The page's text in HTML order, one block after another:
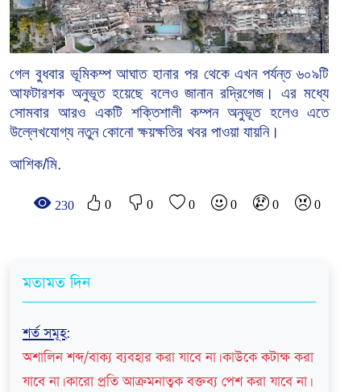
গেল বুধবার ভূমিকম্প আঘাত হানার পর থেকে এখন পর্যন্ত ৬০৯টি
আফটারশক অনুভূত হয়েছে বলেও জানান রদ্রিগেজ। এর মধ্যে
সোমবার আরও একটি শক্তিশালী কম্পন অনুভূত হলেও এতে
উল্লেখযোগ্য নতুন কোনো ক্ষয়ক্ষতির খবর পাওয়া যায়নি।
আশিক/মি.
230 0 0 0 0 0 0
মতামত দিন
শর্ত সমূহ:
অশালিন শব্দ/বাক্য ব্যবহার করা যাবে না। কাউকে কটাক্ষ করা
যাবে না। কারো প্রতি আক্রমনাত্বক বক্তব্য পেশ করা যাবে না।